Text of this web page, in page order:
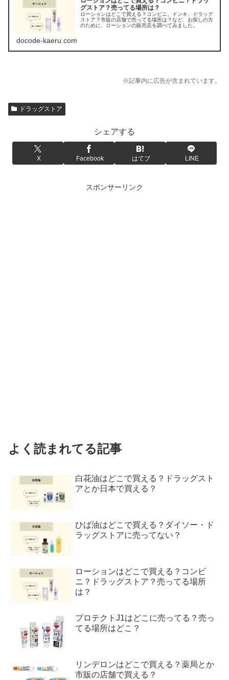
グストア？売ってる場所は？
ローションはどこで買える？コンビニ、ドンキ、ドラッグ
ストア？市販の店舗で売ってる場所は？など、お探しの方
のために、ローションの販売店を調べてみました。
docode-kaeru.com
※記事内に広告が含まれています。
ドラッグストア
シェアする
X Facebook はてブ LINE
スポンサーリンク
よく読まれてる記事
白花油はどこで買える？ドラッグスト
アとか日本で買える？
ひば油はどこで買える？ダイソー・ド
ラッグストアに売ってない？
ローションはどこで買える？コンビ
ニ？ドラッグストア？売ってる場所
は？
プロテクトJ1はどこに売ってる？売っ
てる場所はどこ？
リンデロンはどこで買える？薬局とか
市販の店舗で買える？